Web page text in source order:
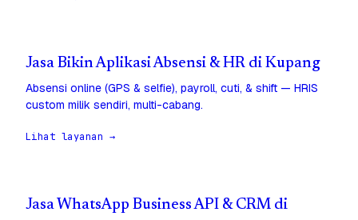
Jasa Bikin Aplikasi Absensi & HR di Kupang
Absensi online (GPS & selfie), payroll, cuti, & shift — HRIS
custom milik sendiri, multi-cabang.
Lihat layanan →
Jasa WhatsApp Business API & CRM di